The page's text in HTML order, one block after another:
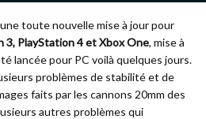
toute nouvelle mise à jour pour
PlayStation 4 et Xbox One, mise à
lancée pour PC voilà quelques jours.
problèmes de stabilité et de
faits par les cannons 20mm des
autres problèmes qui